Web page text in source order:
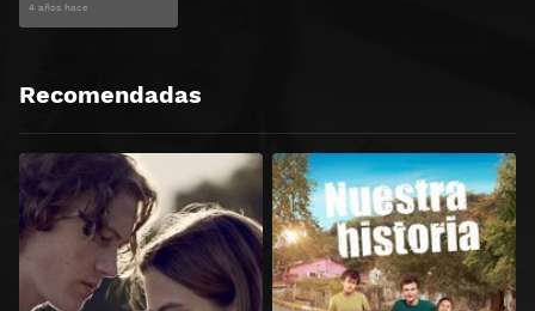
4 años hace
Recomendadas